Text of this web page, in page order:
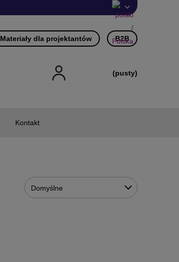
Materiały dla projektantów B2B
(pusty)
Kontakt